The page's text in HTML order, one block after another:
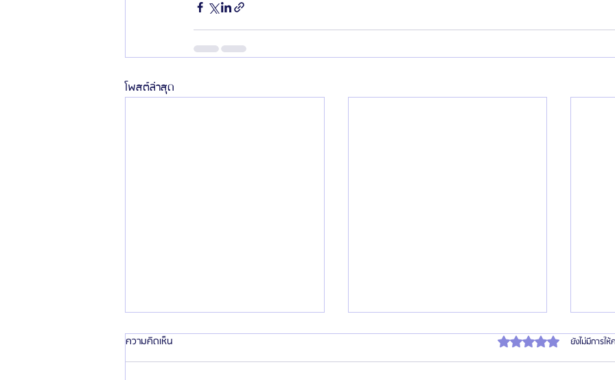
โพสต์ล่าสุด
ความคิดเห็น ได้รับ 0 เต็ม 5 ดาวยังไม่มีการให้